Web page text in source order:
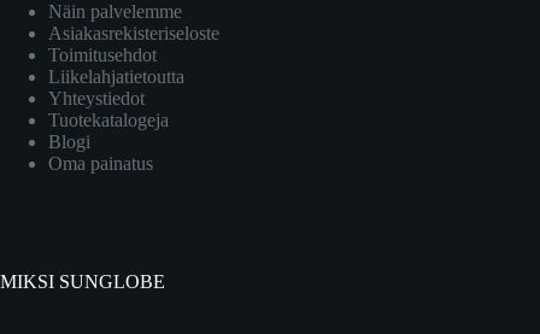
Näin palvelemme
Asiakasrekisteriseloste
Toimitusehdot
Liikelahjatietoutta
Yhteystiedot
Tuotekatalogeja
Blogi
Oma painatus
MIKSI SUNGLOBE